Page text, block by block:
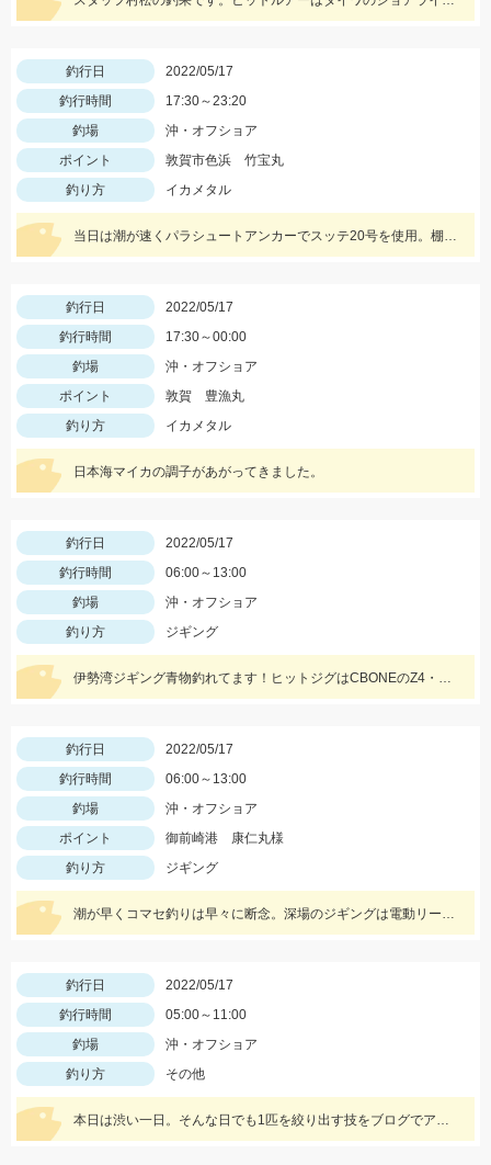
釣行日
2022/05/17
釣行時間
17:30～23:20
釣場
沖・オフショア
ポイント
敦賀市色浜 竹宝丸
釣り方
イカメタル
当日は潮が速くパラシュートアンカーでスッテ20号を使用。棚はバラけていますがボトムが一番反応が良かったです。
釣行日
2022/05/17
釣行時間
17:30～00:00
釣場
沖・オフショア
ポイント
敦賀 豊漁丸
釣り方
イカメタル
日本海マイカの調子があがってきました。
釣行日
2022/05/17
釣行時間
06:00～13:00
釣場
沖・オフショア
釣り方
ジギング
伊勢湾ジギング青物釣れてます！ヒットジグはCBONEのZ4・XS、ハヤブサのスイッチなどなど！
釣行日
2022/05/17
釣行時間
06:00～13:00
釣場
沖・オフショア
ポイント
御前崎港 康仁丸様
釣り方
ジギング
潮が早くコマセ釣りは早々に断念。深場のジギングは電動リールが楽でした。
釣行日
2022/05/17
釣行時間
05:00～11:00
釣場
沖・オフショア
釣り方
その他
本日は渋い一日。そんな日でも1匹を絞り出す技をブログでアップ!!是非ご覧ください。